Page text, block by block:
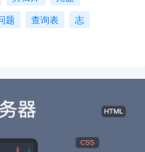
题 查询表
志